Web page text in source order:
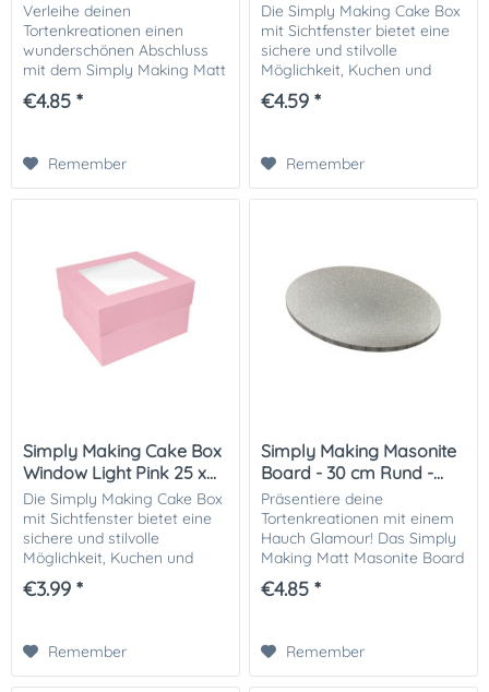
Verleihe deinen
Tortenkreationen einen
wunderschönen Abschluss
mit dem Simply Making Matt
Masonite Board im rosa
Marmor-Design . Die
Kuchen stilvoll in...
€4.85 *
Remember
Die Simply Making Cake Box
mit Sichtfenster bietet eine
sichere und stilvolle
Möglichkeit, Kuchen und
Gebäck zu transportieren.
Das transparente Fenster
€4.59 *
Remember
Simply Making Cake Box
Window Light Pink 25 x...
Die Simply Making Cake Box
mit Sichtfenster bietet eine
sichere und stilvolle
Möglichkeit, Kuchen und
Gebäck zu transportieren.
Das transparente Fenster
€3.99 *
Remember
Simply Making Masonite
Board - 30 cm Rund -...
Präsentiere deine
Tortenkreationen mit einem
Hauch Glamour! Das Simply
Making Matt Masonite Board
Round Silver Glitter bietet die
perfekte Basis für Torten,
€4.85 *
Remember